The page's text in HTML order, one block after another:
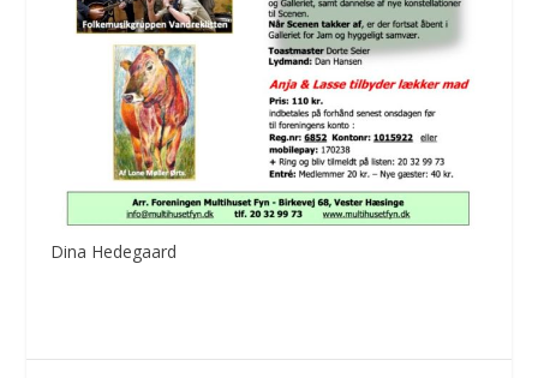
Dina Hedegaard